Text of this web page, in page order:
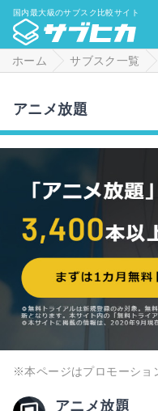
国内最大級のサブスク比較サイト
ホーム サブスク一覧
アニメ放題
※本ページはプロモーショ
アニメ放題